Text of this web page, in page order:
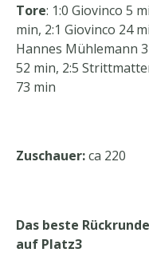
Tore: 1:0 Giovinco 5
min, 2:1 Giovinco 24
Hannes Mühlemann
52 min, 2:5
73 min
Zuschauer:ca 220
Das beste
auf Platz3